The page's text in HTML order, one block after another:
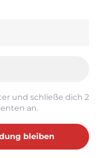
und schließe dich 2
an.